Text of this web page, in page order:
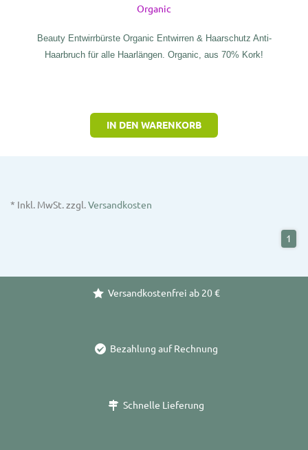
Organic
Beauty Entwirrbürste Organic Entwirren & Haarschutz Anti-
Haarbruch für alle Haarlängen. Organic, aus 70% Kork!
IN DEN WARENKORB
* Inkl. MwSt. zzgl.Versandkosten
1
Versandkostenfrei ab 20 €
Bezahlung auf Rechnung
Schnelle Lieferung